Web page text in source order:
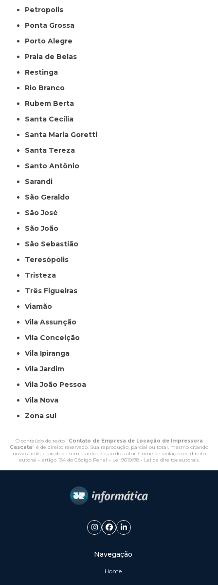
Petropolis
Ponta Grossa
Porto Alegre
Praia de Belas
Restinga
Rio Branco
Rubem Berta
Santa Cecília
Santa Maria Goretti
Santa Tereza
Santo Antônio
Sarandi
São Geraldo
São José
São João
São Sebastião
Teresópolis
Tristeza
Três Figueiras
Viamão
Vila Assunção
Vila Conceição
Vila Ipiranga
Vila Jardim
Vila João Pessoa
Vila Nova
Zona sul
O conteúdo do texto "Contato de Empresa de Locação de Impressora
Cascata" é de direito reservado. Sua reprodução, parcial ou total, mesmo citando
nossos links, é proibida sem a autorização do autor. Crime de violação de direito
autoral – artigo 184 do Código Penal – Lei 9610/98 - Lei de direitos autorais.
Navegação
Home